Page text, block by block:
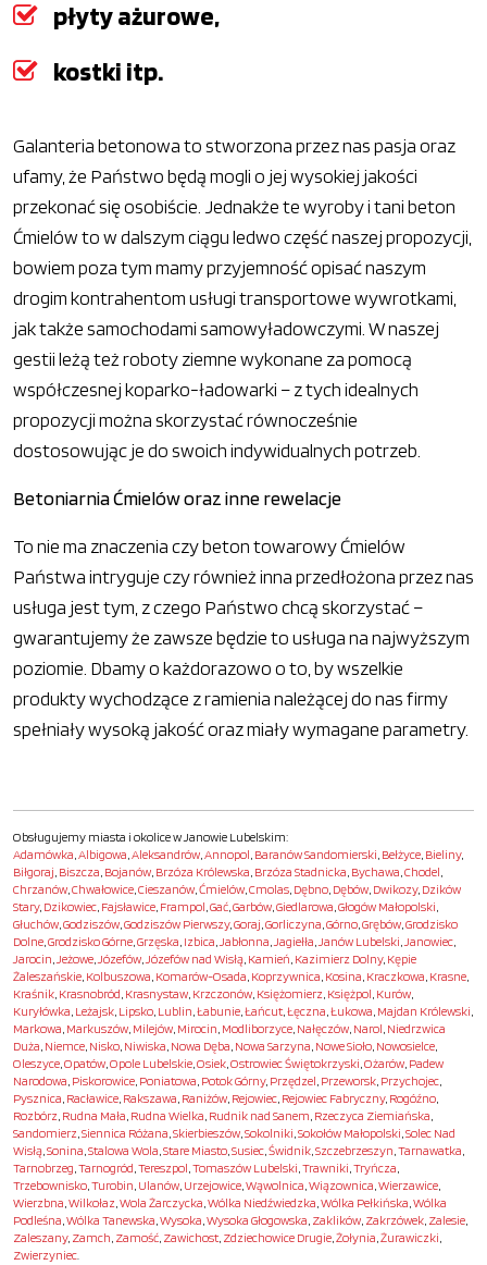
płyty ażurowe,
kostki itp.
Galanteria betonowa to stworzona przez nas pasja oraz
ufamy, że Państwo będą mogli o jej wysokiej jakości
przekonać się osobiście. Jednakże te wyroby i tani beton
Ćmielów to w dalszym ciągu ledwo część naszej propozycji,
bowiem poza tym mamy przyjemność opisać naszym
drogim kontrahentom usługi transportowe wywrotkami,
jak także samochodami samowyładowczymi. W naszej
gestii leżą też roboty ziemne wykonane za pomocą
współczesnej koparko-ładowarki – z tych idealnych
propozycji można skorzystać równocześnie
dostosowując je do swoich indywidualnych potrzeb.
Betoniarnia Ćmielów oraz inne rewelacje
To nie ma znaczenia czy beton towarowy Ćmielów
Państwa intryguje czy również inna przedłożona przez nas
usługa jest tym, z czego Państwo chcą skorzystać –
gwarantujemy że zawsze będzie to usługa na najwyższym
poziomie. Dbamy o każdorazowo o to, by wszelkie
produkty wychodzące z ramienia należącej do nas firmy
spełniały wysoką jakość oraz miały wymagane parametry.
Obsługujemy miasta i okolice w Janowie Lubelskim:
Adamówka,Albigowa,Aleksandrów,Annopol, Baranów Sandomierski, Bełżyce, Bieliny,
Biłgoraj, Biszcza, Bojanów, Brzóza Królewska, Brzóza Stadnicka, Bychawa,Chodel,
Chrzanów,Chwałowice,Cieszanów,Ćmielów,Cmolas, Dębno, Dębów, Dwikozy, Dzików
Stary, Dzikowiec, Fajsławice, Frampol,Gać,Garbów,Giedlarowa,Głogów Małopolski,
Głuchów,Godziszów,Godziszów Pierwszy,Goraj,Gorliczyna,Górno,Grębów,Grodzisko
Dolne,Grodzisko Górne,Grzęska, Izbica,Jabłonna,Jagiełła,Janów Lubelski,Janowiec,
Jarocin,Jeżowe,Józefów,Józefów nad Wisłą, Kamień, Kazimierz Dolny, Kępie
Żaleszańskie, Kolbuszowa, Komarów-Osada, Koprzywnica, Kosina, Kraczkowa, Krasne,
Kraśnik, Krasnobród, Krasnystaw, Krzczonów, Księżomierz, Księżpol, Kurów,
Kuryłówka, Leżajsk, Lipsko, Lublin,Łabunie,Łańcut,Łęczna,Łukowa, Majdan Królewski,
Markowa, Markuszów, Milejów, Mirocin, Modliborzyce, Nałęczów, Narol, Niedrzwica
Duża, Niemce, Nisko, Niwiska, Nowa Dęba, Nowa Sarzyna, Nowe Sioło, Nowosielce,
Oleszyce,Opatów,Opole Lubelskie,Osiek,Ostrowiec Świętokrzyski,Ożarów, Padew
Narodowa, Piskorowice, Poniatowa, Potok Górny, Przędzel, Przeworsk, Przychojec,
Pysznica, Racławice, Rakszawa, Raniżów, Rejowiec, Rejowiec Fabryczny, Rogóźno,
Rozbórz, Rudna Mała, Rudna Wielka, Rudnik nad Sanem, Rzeczyca Ziemiańska,
Sandomierz,Siennica Różana,Skierbieszów,Sokolniki,Sokołów Małopolski,Solec Nad
Wisłą,Sonina,Stalowa Wola,Stare Miasto,Susiec,Świdnik,Szczebrzeszyn,Tarnawatka,
Tarnobrzeg,Tarnogród,Tereszpol,Tomaszów Lubelski,Trawniki,Tryńcza,
Trzebownisko,Turobin, Ulanów, Urzejowice,Wąwolnica,Wiązownica,Wierzawice,
Wierzbna,Wilkołaz,Wola Żarczycka,Wólka Niedźwiedzka,Wólka Pełkińska,Wólka
Podleśna,Wólka Tanewska,Wysoka,Wysoka Głogowska, Zaklików, Zakrzówek, Zalesie,
Zaleszany, Zamch, Zamość, Zawichost, Zdziechowice Drugie,Żołynia,Żurawiczki,
Zwierzyniec.